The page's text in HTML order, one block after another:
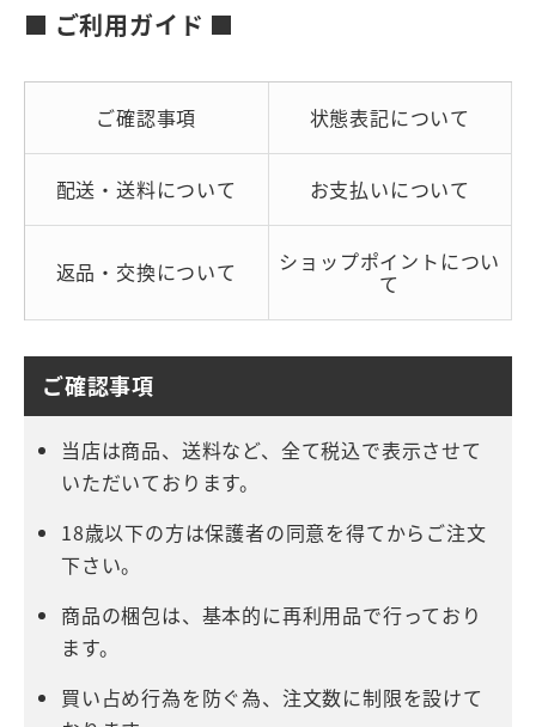
■ ご利用ガイド ■
ご確認事項 状態表記について
配送・送料について お支払いについて
返品・交換について ショップポイントについ
て
ご確認事項
当店は商品、送料など、全て税込で表示させて
いただいております。
18歳以下の方は保護者の同意を得てからご注文
下さい。
商品の梱包は、基本的に再利用品で行っており
ます。
買い占め行為を防ぐ為、注文数に制限を設けて